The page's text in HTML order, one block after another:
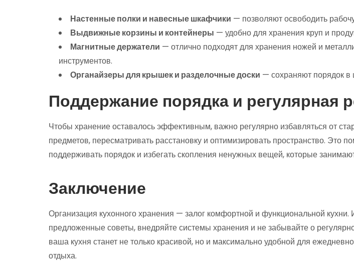
Настенные полки и навесные шкафчики — позволяют освободить
Выдвижные корзины и контейнеры — удобно для хранения круп и
Магнитные держатели — отлично подходят для хранения ножей и
инструментов.
Органайзеры для крышек и разделочные доски — сохраняют порядок
Поддержание порядка и регулярная
Чтобы хранение оставалось эффективным, важно регулярно избавляться от
предметов, пересматривать расстановку и оптимизировать пространство. Это
поддерживать порядок и избегать скопления ненужных вещей, которые
Заключение
Организация кухонного хранения — залог комфортной и функциональной кухни.
предложенные советы, внедряйте системы хранения и не забывайте о
ваша кухня станет не только красивой, но и максимально удобной для
отдыха.